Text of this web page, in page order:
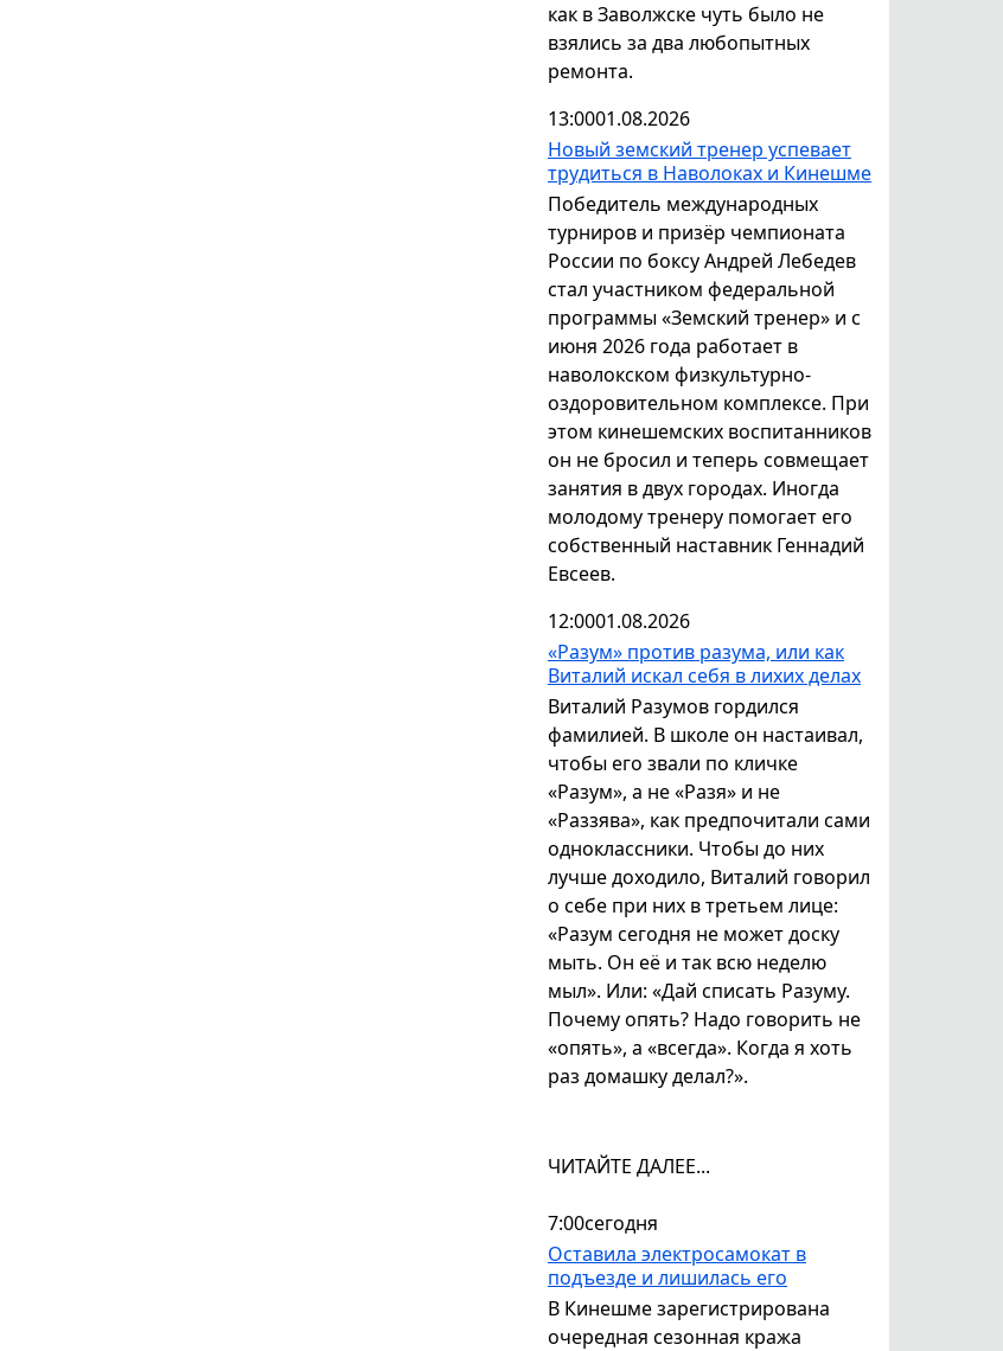
как в Заволжске чуть было не
взялись за два любопытных
ремонта.
13:0001.08.2026
Новый земский тренер успевает
трудиться в Наволоках и Кинешме
Победитель международных
турниров и призёр чемпионата
России по боксу Андрей Лебедев
стал участником федеральной
программы «Земский тренер» и с
июня 2026 года работает в
наволокском физкультурно-
оздоровительном комплексе. При
этом кинешемских воспитанников
он не бросил и теперь совмещает
занятия в двух городах. Иногда
молодому тренеру помогает его
собственный наставник Геннадий
Евсеев.
12:0001.08.2026
«Разум» против разума, или как
Виталий искал себя в лихих делах
Виталий Разумов гордился
фамилией. В школе он настаивал,
чтобы его звали по кличке
«Разум», а не «Разя» и не
«Раззява», как предпочитали сами
одноклассники. Чтобы до них
лучше доходило, Виталий говорил
о себе при них в третьем лице:
«Разум сегодня не может доску
мыть. Он её и так всю неделю
мыл». Или: «Дай списать Разуму.
Почему опять? Надо говорить не
«опять», а «всегда». Когда я хоть
раз домашку делал?».
ЧИТАЙТЕ ДАЛЕЕ...
7:00сегодня
Оставила электросамокат в
подъезде и лишилась его
В Кинешме зарегистрирована
очередная сезонная кража